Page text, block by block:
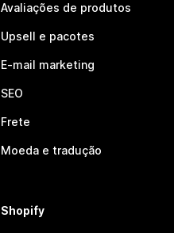
Avaliações de produtos
Upsell e pacotes
E-mail marketing
SEO
Frete
Moeda e tradução
Shopify